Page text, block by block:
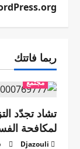
ربما فاتتك
مجتمع
تشاد تجدّد
لمكافحة
Djazouli